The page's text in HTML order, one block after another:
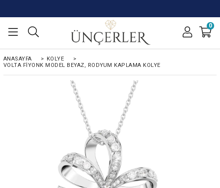
0
ANASAYFA > KOLYE
>
VOLTA FIYONK MODEL BEYAZ, RODYUM KAPLAMA KOLYE